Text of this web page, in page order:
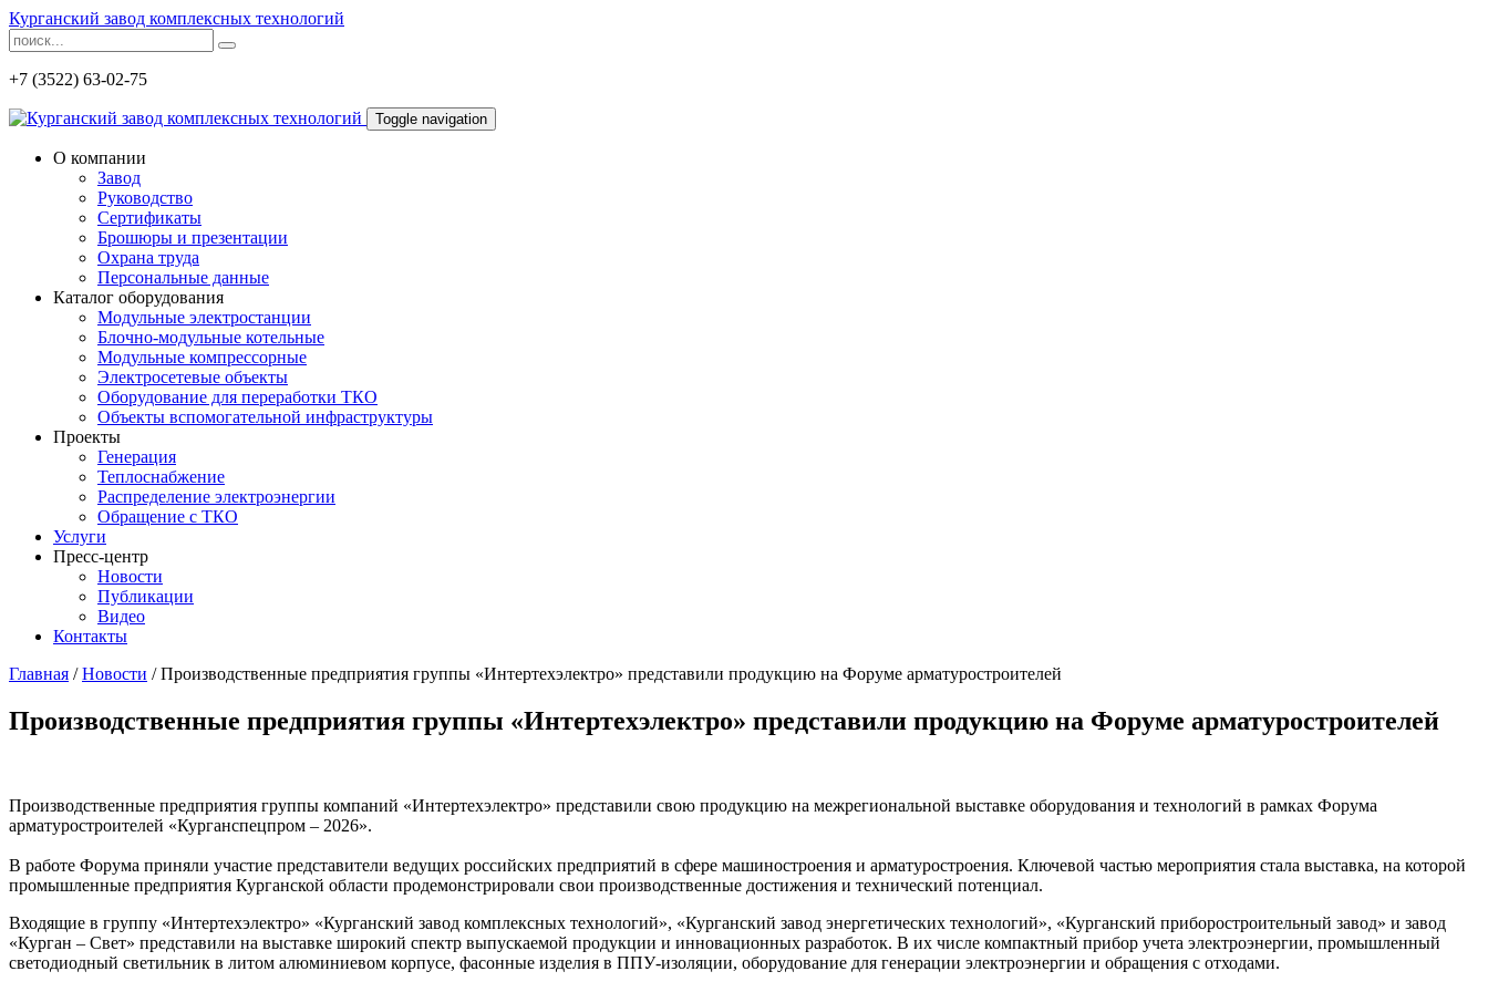
Курганский завод комплексных технологий
+7 (3522) 63-02-75
Toggle navigation
О компании
Завод
Руководство
Сертификаты
Брошюры и презентации
Охрана труда
Персональные данные
Каталог оборудования
Модульные электростанции
Блочно-модульные котельные
Модульные компрессорные
Электросетевые объекты
Оборудование для переработки ТКО
Объекты вспомогательной инфраструктуры
Проекты
Генерация
Теплоснабжение
Распределение электроэнергии
Обращение с ТКО
Услуги
Пресс-центр
Новости
Публикации
Видео
Контакты
Главная / Новости / Производственные предприятия группы «Интертехэлектро» представили продукцию на Форуме арматуростроителей
Производственные предприятия группы «Интертехэлектро» представили продукцию на Форуме арматуростроителей
Производственные предприятия группы компаний «Интертехэлектро» представили свою продукцию на межрегиональной выставке оборудования и технологий в рамках Форума
арматуростроителей «Курганспецпром – 2026».
В работе Форума приняли участие представители ведущих российских предприятий в сфере машиностроения и арматуростроения. Ключевой частью мероприятия стала выставка, на которой
промышленные предприятия Курганской области продемонстрировали свои производственные достижения и технический потенциал.
Входящие в группу «Интертехэлектро» «Курганский завод комплексных технологий», «Курганский завод энергетических технологий», «Курганский приборостроительный завод» и завод
«Курган – Свет» представили на выставке широкий спектр выпускаемой продукции и инновационных разработок. В их числе компактный прибор учета электроэнергии, промышленный
светодиодный светильник в литом алюминиевом корпусе, фасонные изделия в ППУ-изоляции, оборудование для генерации электроэнергии и обращения с отходами.